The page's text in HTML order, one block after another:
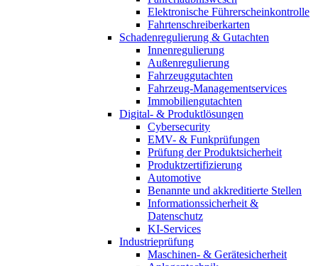
Elektronische Führerscheinkontrolle
Fahrtenschreiberkarten
Schadenregulierung & Gutachten
Innenregulierung
Außenregulierung
Fahrzeuggutachten
Fahrzeug-Managementservices
Immobiliengutachten
Digital- & Produktlösungen
Cybersecurity
EMV- & Funkprüfungen
Prüfung der Produktsicherheit
Produktzertifizierung
Automotive
Benannte und akkreditierte Stellen
Informationssicherheit &
Datenschutz
KI-Services
Industrieprüfung
Maschinen- & Gerätesicherheit